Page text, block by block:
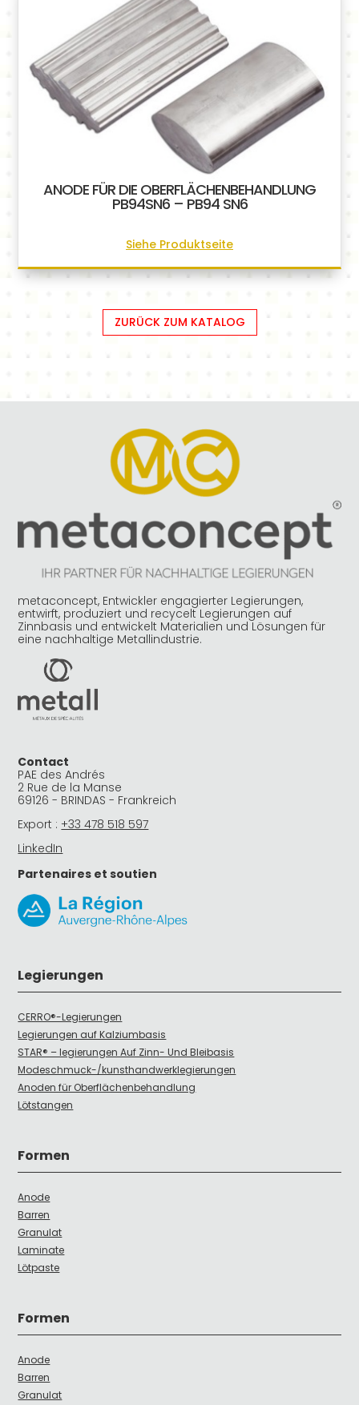
ANODE FÜR DIE OBERFLÄCHENBEHANDLUNG
PB94SN6 – PB94 SN6
Siehe Produktseite
ZURÜCK ZUM KATALOG
metaconcept, Entwickler engagierter Legierungen,
entwirft, produziert und recycelt Legierungen auf
Zinnbasis und entwickelt Materialien und Lösungen für
eine nachhaltige Metallindustrie.
Contact
PAE des Andrés
2 Rue de la Manse
69126 - BRINDAS - Frankreich
Export : +33 478 518 597
LinkedIn
Partenaires et soutien
Legierungen
CERRO®-Legierungen
Legierungen auf Kalziumbasis
STAR® – legierungen Auf Zinn- Und Bleibasis
Modeschmuck-/kunsthandwerklegierungen
Anoden für Oberflächenbehandlung
Lötstangen
Formen
Anode
Barren
Granulat
Laminate
Lötpaste
Formen
Anode
Barren
Granulat